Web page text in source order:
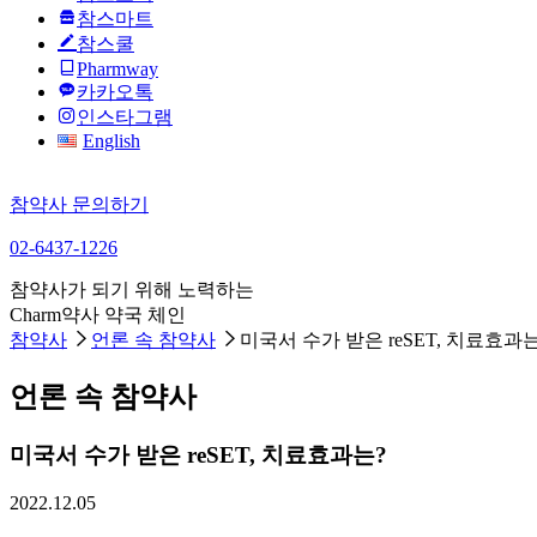
참스마트
참스쿨
Pharmway
카카오톡
인스타그램
English
참약사 문의하기
02-6437-1226
참약사가 되기 위해 노력하는
Charm약사 약국 체인
참약사
언론 속 참약사 미국서 수가 받은 reSET, 치료효과
언론 속 참약사
미국서 수가 받은 reSET, 치료효과는?
2022.12.05